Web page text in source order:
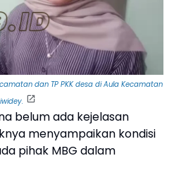
dan TP PKK desa di Aula Kecamatan
belum ada kejelasan
menyampaikan kondisi
pihak MBG dalam